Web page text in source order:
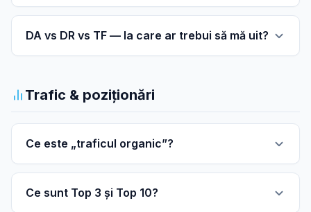
DA vs DR vs TF — la care ar trebui să mă uit?
Trafic & poziționări
Ce este „traficul organic”?
Ce sunt Top 3 și Top 10?